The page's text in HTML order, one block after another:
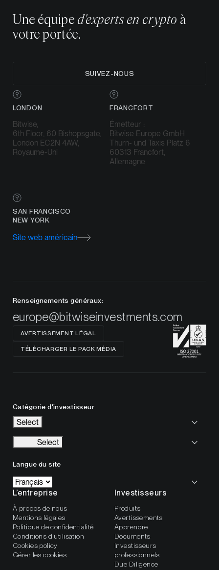
Une équipe d'experts en crypto à
votre portée.
SUIVEZ-NOUS
LONDON
Bitwise,
6th Floor, 60 Bishopsgate,
London EC2N 4AW,
Royaume-Uni
FRANCFORT
Émetteur :
Bitwise Europe GmbH
Thurn- und Taxis Platz 6
60313 Francfort,
Allemagne
SAN FRANCISCO
NEW YORK
Site web américain
Renseignements généraux:
europe@bitwiseinvestments.com
AVERTISSEMENT LÉGAL
TÉLÉCHARGER LE PACK MÉDIA
Catégorie d'investisseur
Select
Select
Langue du site
L’entreprise
À propos de nous
Mentions légales
Politique de confidentialité
Conditions d'utilisation
Cookies policy
Gérer les cookies
Investisseurs
Produits
Avertissements
Apprendre
Documents
Investisseurs
professionnels
Due Diligence